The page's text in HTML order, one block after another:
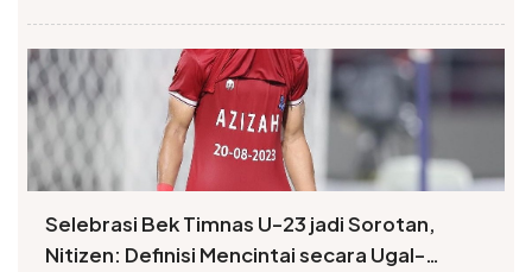
Selebrasi Bek Timnas U-23 jadi Sorotan,
Nitizen: Definisi Mencintai secara Ugal-